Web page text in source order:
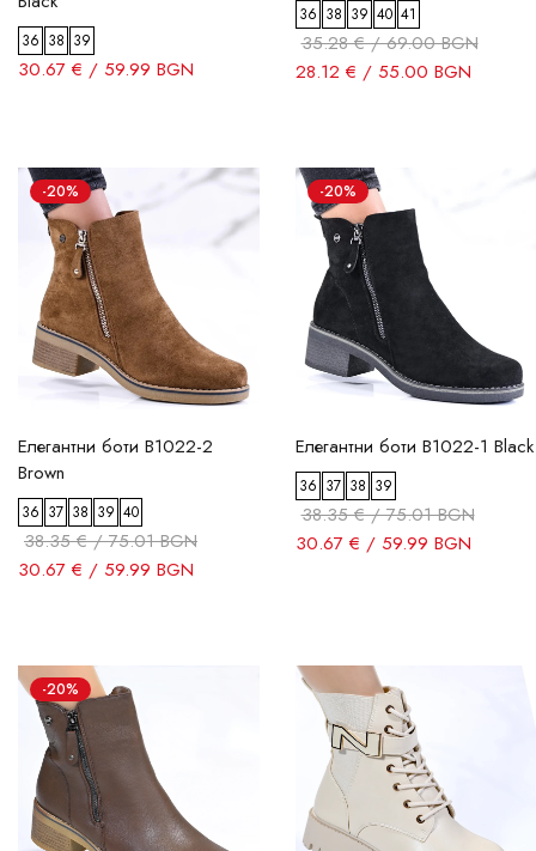
36 38 39
30.67 € / 59.99 BGN
36 38 39 40 41
35.28 € / 69.00 BGN
28.12 € / 55.00 BGN
-20%
Елегантни боти B1022-2
Brown
36 37 38 39 40
38.35 € / 75.01 BGN
30.67 € / 59.99 BGN
-20%
Елегантни боти B1022-1 Black
36 37 38 39
38.35 € / 75.01 BGN
30.67 € / 59.99 BGN
-20%